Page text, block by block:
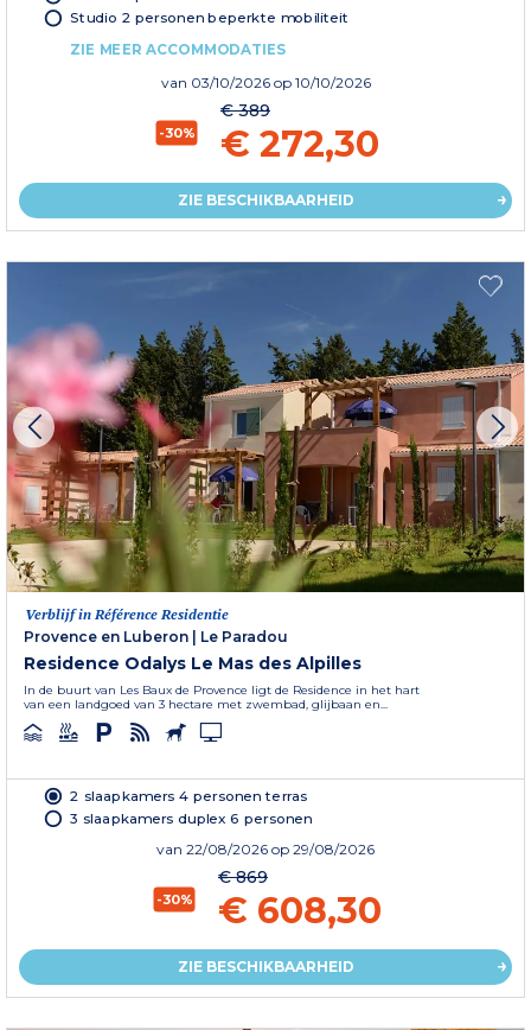
Studio 2 personen beperkte mobiliteit
ZIE MEER ACCOMMODATIES
van 03/10/2026 op 10/10/2026
-30%
€ 389
€ 272,30
ZIE BESCHIKBAARHEID
Verblijf in Référence Residentie
Provence en Luberon | Le Paradou
Residence Odalys Le Mas des Alpilles
In de buurt van Les Baux de Provence ligt de Residence in het hart
van een landgoed van 3 hectare met zwembad, glijbaan en...
2 slaapkamers 4 personen terras
3 slaapkamers duplex 6 personen
van 22/08/2026 op 29/08/2026
-30%
€ 869
€ 608,30
ZIE BESCHIKBAARHEID